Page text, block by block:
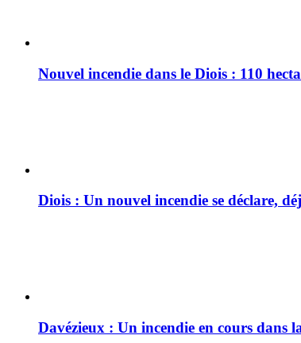
Nouvel incendie dans le Diois : 110
Diois : Un nouvel incendie se déclare,
Davézieux : Un incendie en cours dans